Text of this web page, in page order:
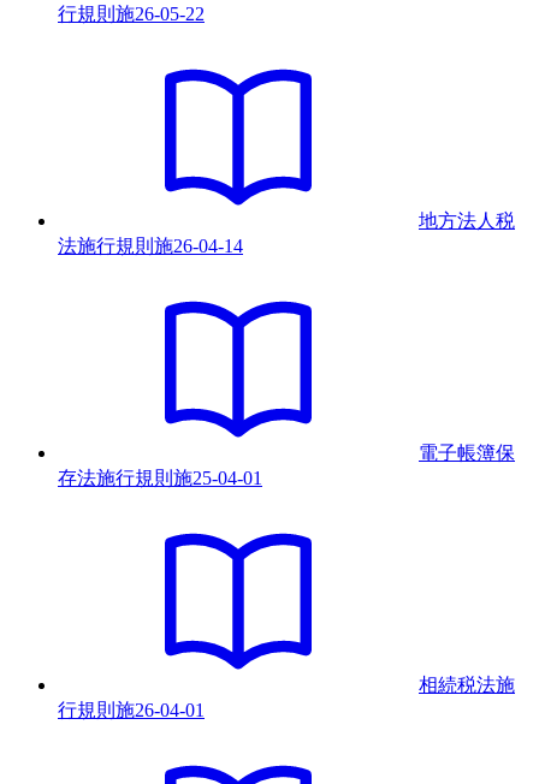
行規則 施26-05-22
地方法人税
法施行規則 施26-04-14
電子帳簿保
存法施行規則 施25-04-01
相続税法施
行規則 施26-04-01